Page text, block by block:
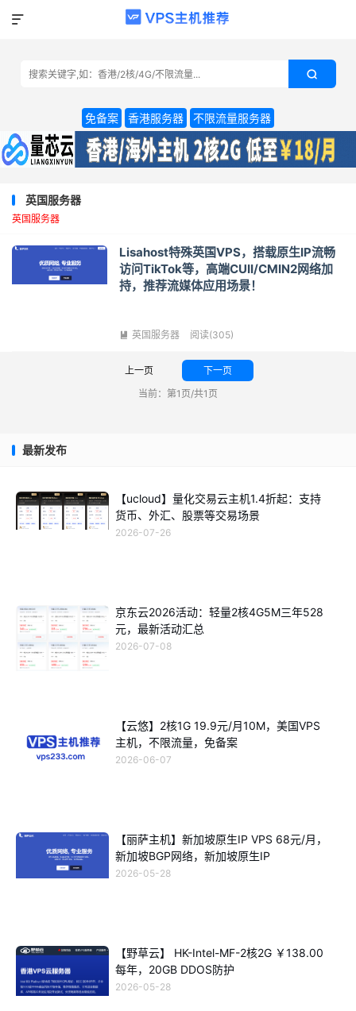


免备案 香港服务器 不限流量服务器
英国服务器
英国服务器
Lisahost特殊英国VPS，搭载原生IP流畅
访问TikTok等，高端CUII/CMIN2网络加
持，推荐流媒体应用场景！
 英国服务器 阅读(305)
上一页
下一页
当前：第1页/共1页
最新发布
【ucloud】量化交易云主机1.4折起：支持
货币、外汇、股票等交易场景
2026-07-26
京东云2026活动：轻量2核4G5M三年528
元，最新活动汇总
2026-07-08
【云悠】2核1G 19.9元/月10M，美国VPS
主机，不限流量，免备案
2026-06-07
【丽萨主机】新加坡原生IP VPS 68元/月，
新加坡BGP网络，新加坡原生IP
2026-05-28
【野草云】 HK-Intel-MF-2核2G ￥138.00
每年，20GB DDOS防护
2026-05-28